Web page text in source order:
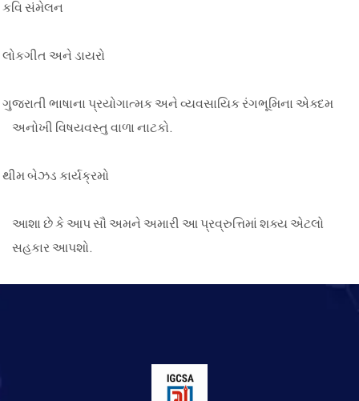
કવિ સંમેલન
લોકગીત અને ડાયરો
ગુજરાતી ભાષાના પ્રયોગાત્મક અને વ્યવસાયિકરંગભૂમિના એક્દમ
અનોખી વિષયવસ્તુ વાળા નાટકો.
થીમબેઝડ કાર્યક્રમો
આશા છે કે આપ સૌ અમને અમારી આ પ્રવ્રુત્તિમાં શક્ય એટલો
સહકાર આપશો.